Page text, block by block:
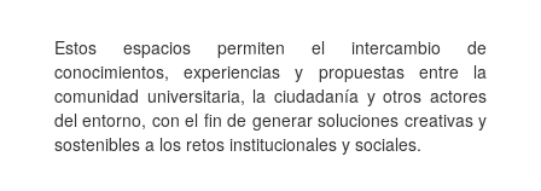
Estos espacios permiten el intercambio de
conocimientos, experiencias y propuestas entre la
comunidad universitaria, la ciudadanía y otros actores
del entorno, con el fin de generar soluciones creativas y
sostenibles a los retos institucionales y sociales.